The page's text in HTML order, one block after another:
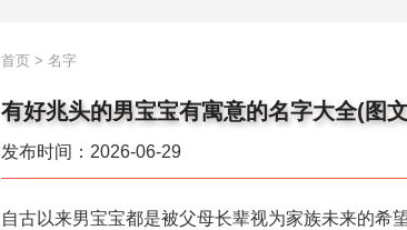
首页 > 名字
有好兆头的男宝宝有寓意的名字大全(图
发布时间：2026-06-29
自古以来男宝宝都是被父母长辈视为家族未来的希